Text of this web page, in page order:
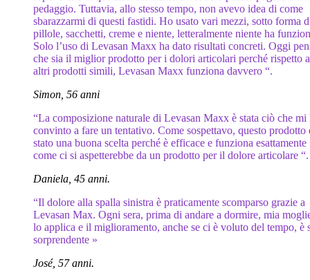
pedaggio. Tuttavia, allo stesso tempo, non avevo idea di come
sbarazzarmi di questi fastidi. Ho usato vari mezzi, sotto forma
pillole, sacchetti, creme e niente, letteralmente niente ha
Solo l’uso di Levasan Maxx ha dato risultati concreti. Oggi
che sia il miglior prodotto per i dolori articolari perché rispetto
altri prodotti simili, Levasan Maxx funziona davvero “.
Simon, 56 anni
“La composizione naturale di Levasan Maxx è stata ciò che mi
convinto a fare un tentativo. Come sospettavo, questo prodotto
stato una buona scelta perché è efficace e funziona esattamente
come ci si aspetterebbe da un prodotto per il dolore articolare “.
Daniela, 45 anni.
“Il dolore alla spalla sinistra è praticamente scomparso grazie a
Levasan Max. Ogni sera, prima di andare a dormire, mia
lo applica e il miglioramento, anche se ci è voluto del tempo, è
sorprendente »
José, 57 anni.